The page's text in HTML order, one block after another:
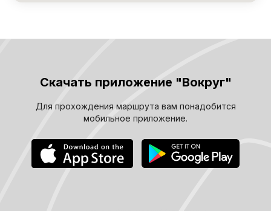
Скачать приложение "Вокруг"
Для прохождения маршрута вам понадобится
мобильное приложение.